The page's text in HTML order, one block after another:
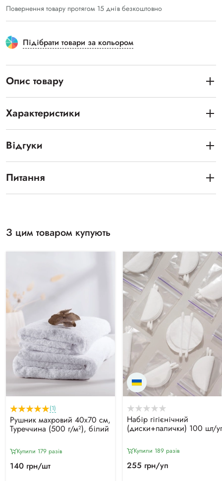
Повернення товару протягом 15 днів безкоштовно
Підібрати товари за кольором
Опис товару
Характеристики
Відгуки
Питання
З цим товаром купують
(1)
Рушник махровий 40х70 см,
Туреччина (500 г/м²), білий
Купили 179 разiв
140 грн/шт
Набір гігієнічний
(диски+палички) 100 шт/
Купили 189 разiв
255 грн/уп